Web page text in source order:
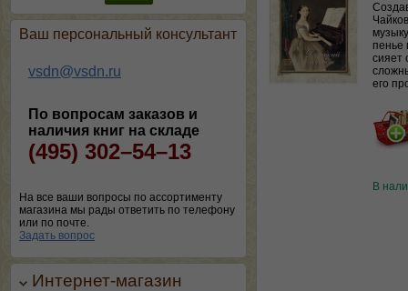
Ваш персональный консультант
vsdn@vsdn.ru
По вопросам заказов и
наличия книг на складе
(495) 302–54–13
На все ваши вопросы по ассортименту
магазина мы рады ответить по телефону
или по почте.
Задать вопрос
Интернет-магазин
пенье
сияет
его
В